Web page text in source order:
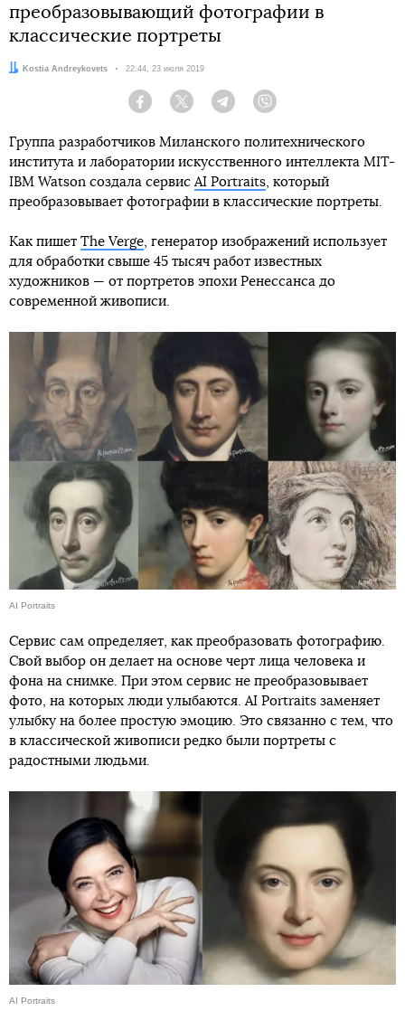
преобразовывающий фотографии в
классические портреты
Автор:Kostia Andreykovets Дата:
22:44, 23 июля 2019
Facebook Twitter Telegram
Группа разработчиков Миланского политехнического
института и лаборатории искусственного интеллекта MIT-
IBM Watson создала сервисAI Portraits, который
преобразовывает фотографии в классические портреты.
Как пишет The Verge, генератор изображений использует
для обработки свыше 45 тысяч работ известных
художников — от портретов эпохи Ренессанса до
современной живописи.
AI Portraits
Сервис сам определяет, как преобразовать фотографию.
Свой выбор он делает на основе черт лица человека и
фона на снимке. При этом сервис не преобразовывает
фото, на которых люди улыбаются. AI Portraits заменяет
улыбку на более простую эмоцию. Это связанно с тем, что
в классической живописи редко были портреты с
радостными людьми.
AI Portraits